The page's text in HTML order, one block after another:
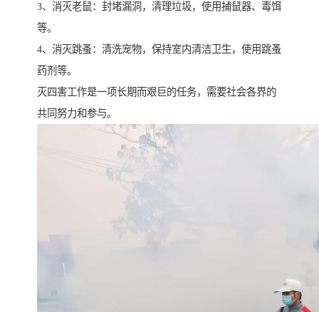
3、消灭老鼠：封堵漏洞，清理垃圾，使用捕鼠器、毒饵
等。
4、消灭跳蚤：清洗宠物，保持室内清洁卫生，使用跳蚤
药剂等。
灭四害工作是一项长期而艰巨的任务，需要社会各界的
共同努力和参与。